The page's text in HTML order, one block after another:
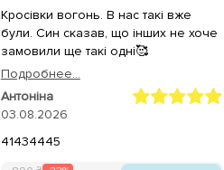
Кросівки вогонь. В нас такі вже
були. Син сказав, що інших не хоче
замовили ще такі одні🥰
Подробнее...
Антоніна
03.08.2026
41434445